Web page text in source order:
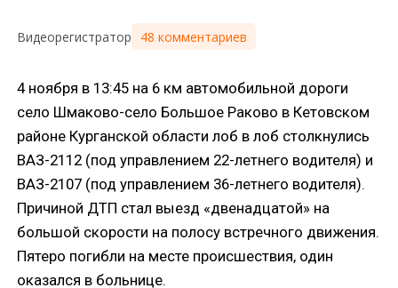
Видеорегистратор 48 комментариев
4 ноября в 13:45 на 6 км автомобильной дороги
село Шмаково-село Большое Раково в Кетовском
районе Курганской области лоб в лоб столкнулись
ВАЗ-2112 (под управлением 22-летнего водителя) и
ВАЗ-2107 (под управлением 36-летнего водителя).
Причиной ДТП стал выезд «двенадцатой» на
большой скорости на полосу встречного движения.
Пятеро погибли на месте происшествия, один
оказался в больнице.